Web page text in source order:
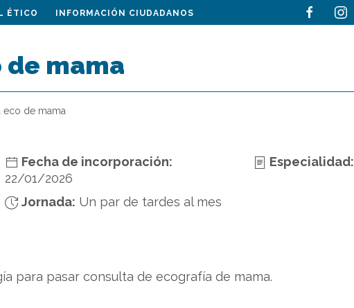
ÉTICO INFORMACIÓN CIUDADANOS
mama
eco de mama
Fecha de incorporación:
22/01/2026
Especialidad:
Jornada: Un par de tardes al mes
para pasar consulta de ecografía de mama.